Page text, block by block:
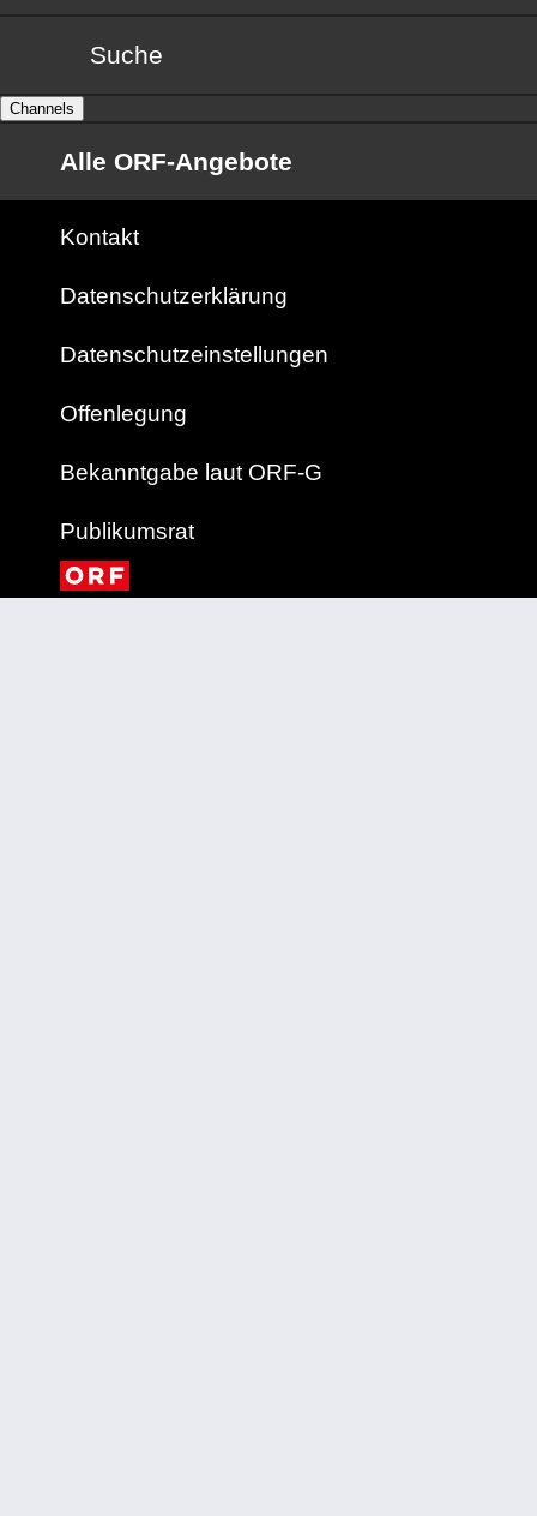
Suche
Channels
Alle ORF-Angebote
Kontakt
Datenschutzerklärung
Datenschutzeinstellungen
Offenlegung
Bekanntgabe laut ORF-G
Publikumsrat